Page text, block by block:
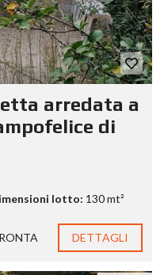
arredata a
di
lotto: 130 mt²
DETTAGLI